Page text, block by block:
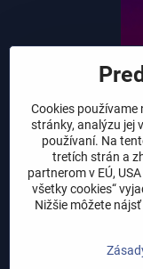
Cookies používame
stránky, analýzu jej
používaní. Na
tretích strán a
partnerom v EÚ,
všetky cookies“
Nižšie môžete